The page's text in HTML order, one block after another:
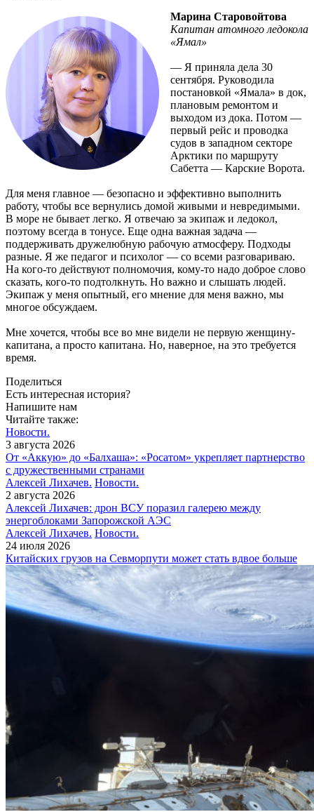
Марина Старовойтова
Капитан атомного ледокола
«Ямал»
— Я приняла дела 30
сентября. Руководила
постановкой «Ямала» в док,
плановым ремонтом и
выходом из дока. Потом —
первый рейс и проводка
судов в западном секторе
Арктики по маршруту
Сабетта — Карские Ворота.
Для меня главное — безопасно и эффективно выполнить
работу, чтобы все вернулись домой живыми и невредимыми.
В море не бывает легко. Я отвечаю за экипаж и ледокол,
поэтому всегда в тонусе. Еще одна важная задача —
поддерживать дружелюбную рабочую атмосферу. Подходы
разные. Я же педагог и психолог — со всеми разговариваю.
На кого-то действуют полномочия, кому-то надо доброе слово
сказать, кого-то подтолкнуть. Но важно и слышать людей.
Экипаж у меня опытный, его мнение для меня важно, мы
многое обсуждаем.
Мне хочется, чтобы все во мне видели не первую женщину-
капитана, а просто капитана. Но, наверное, на это требуется
время.
Поделиться
Есть интересная история?
Напишите нам
Читайте также:
Новости.
3 августа 2026
От «Аккую» до «Балхаша»: «Росатом» укрепляет партнерство
с дружественными странами
Алексей Лихачев. Новости.
2 августа 2026
Алексей Лихачев: дрон ВСУ поразил галерею между
энергоблоками Запорожской АЭС
Алексей Лихачев. Новости.
24 июля 2026
Китайских грузов на Севморпути может стать вдвое больше